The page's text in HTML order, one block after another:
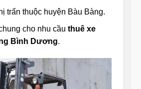
trấn thuộc huyện Bàu Bàng.
cho nhu cầu thuê xe
Bình Dương.